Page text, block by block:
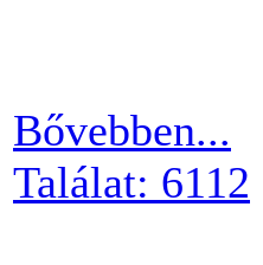
Bővebben...
Találat: 6112